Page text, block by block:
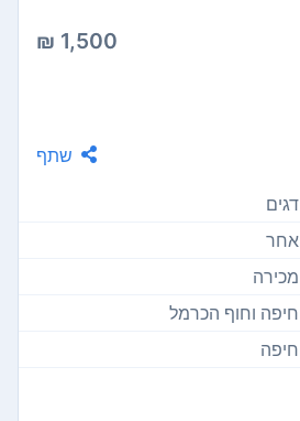
1,500 ₪
שתף
דגים
אחר
מכירה
חיפה וחוף הכרמל
חיפה